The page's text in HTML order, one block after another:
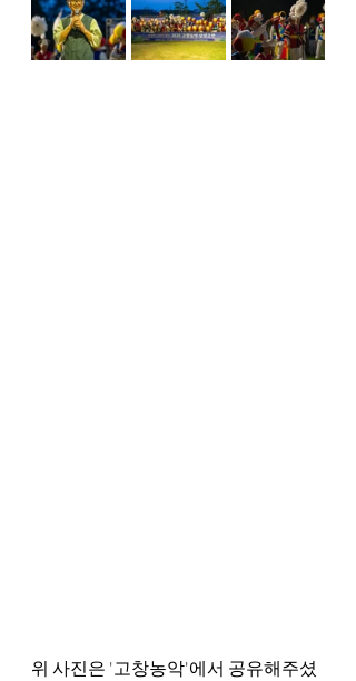
위 사진은 '고창농악'에서 공유해주셨